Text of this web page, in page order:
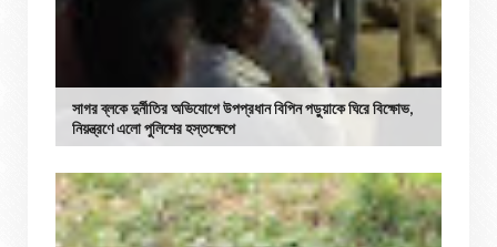
সাগর ব্লকে দুর্নীতির অভিযোগে উপপ্রধান বিপিন পড়ুয়াকে ঘিরে বিক্ষোভ,
নিয়ন্ত্রণে এলো পুলিশের হস্তক্ষেপে